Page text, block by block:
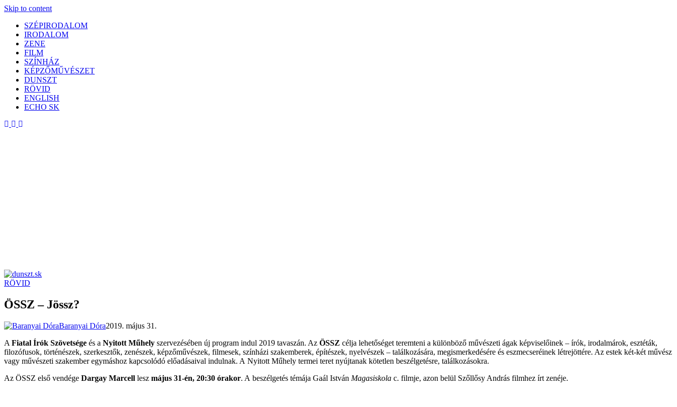
Skip to content
SZÉPIRODALOM
IRODALOM
ZENE
FILM
SZÍNHÁZ
KÉPZŐMŰVÉSZET
DUNSZT
RÖVID
ENGLISH
ECHO SK
RÖVID
ÖSSZ – Jössz?
Baranyai Dóra2019. május 31.
A Fiatal Írók Szövetsége és a Nyitott Műhely szervezésében új program indul 2019 tavaszán. Az ÖSSZ célja lehetőséget teremteni a különböző művészeti ágak képviselőinek – írók, irodalmárok, esztéták,
filozófusok, történészek, szerkesztők, zenészek, képzőművészek, filmesek, színházi szakemberek, építészek, nyelvészek – találkozására, megismerkedésére és eszmecseréinek létrejöttére. Az estek két-két művész
vagy művészeti szakember egymáshoz kapcsolódó előadásaival indulnak. A Nyitott Műhely termei teret nyújtanak kötetlen beszélgetésre, találkozásokra.
Az ÖSSZ első vendége Dargay Marcell lesz május 31-én, 20:30 órakor. A beszélgetés témája Gaál István Magasiskola c. filmje, azon belül Szőllősy András filmhez írt zenéje.